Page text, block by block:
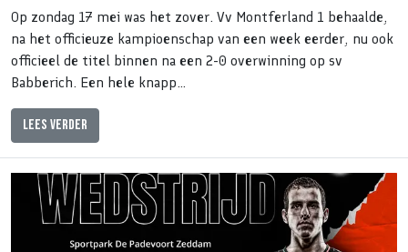
Op zondag 17 mei was het zover. Vv Montferland 1 behaalde,
na het officieuze kampioenschap van een week eerder, nu ook
officieel de titel binnen na een 2-0 overwinning op sv
Babberich. Een hele knapp…
Lees verder